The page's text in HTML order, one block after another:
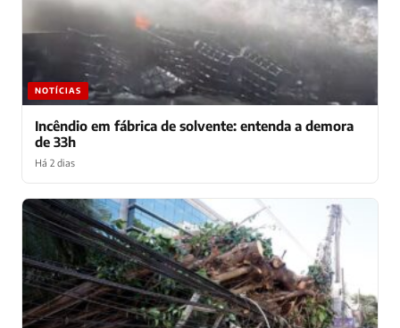
NOTÍCIAS
Incêndio em fábrica de solvente: entenda a demora
de 33h
Há 2 dias